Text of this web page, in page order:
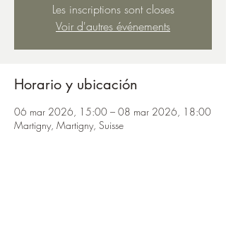
Les inscriptions sont closes
Voir d'autres événements
Horario y ubicación
06 mar 2026, 15:00 – 08 mar 2026, 18:00
Martigny, Martigny, Suisse